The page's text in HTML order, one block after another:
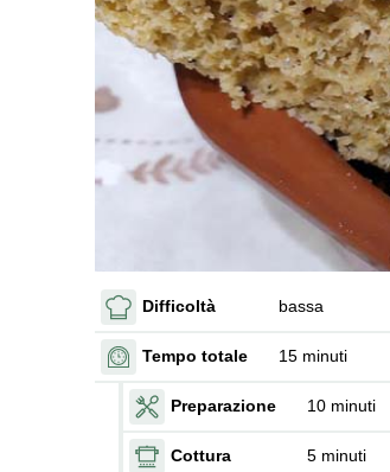
Difficoltà bassa
Tempo totale 15 minuti
Preparazione 10 minuti
Cottura 5 minuti